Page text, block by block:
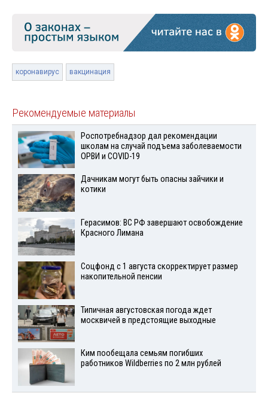
коронавирус вакцинация
Рекомендуемые материалы
Роспотребнадзор дал рекомендации
школам на случай подъема заболеваемости
ОРВИ и COVID-19
Дачникам могут быть опасны зайчики и
котики
Герасимов: ВС РФ завершают освобождение
Красного Лимана
Соцфонд с 1 августа скорректирует размер
накопительной пенсии
Типичная августовская погода ждет
москвичей в предстоящие выходные
Ким пообещала семьям погибших
работников Wildberries по 2 млн рублей